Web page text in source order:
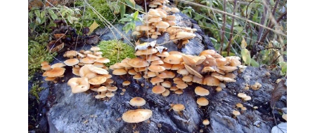
Разное
Праздники